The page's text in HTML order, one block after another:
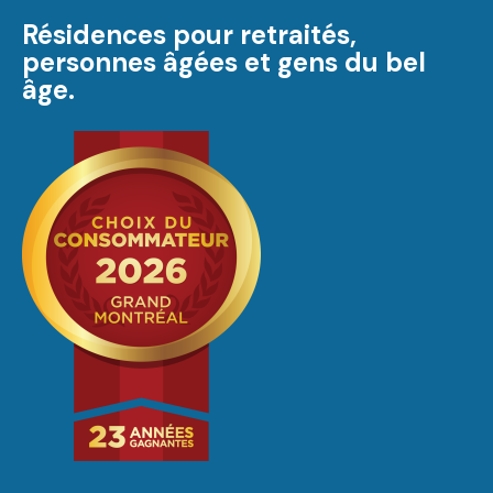
Résidences pour retraités,
personnes âgées et gens du bel
âge.